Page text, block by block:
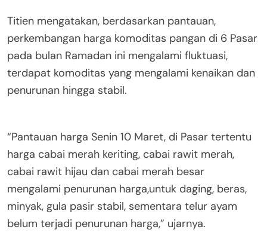
Titien mengatakan, berdasarkan pantauan,
perkembangan harga komoditas pangan di 6 Pasar
pada bulan Ramadan ini mengalami fluktuasi,
terdapat komoditas yang mengalami kenaikan dan
penurunan hingga stabil.
“Pantauan harga Senin 10 Maret, di Pasar tertentu
harga cabai merah keriting, cabai rawit merah,
cabai rawit hijau dan cabai merah besar
mengalami penurunan harga,untuk daging, beras,
minyak, gula pasir stabil, sementara telur ayam
belum terjadi penurunan harga,” ujarnya.